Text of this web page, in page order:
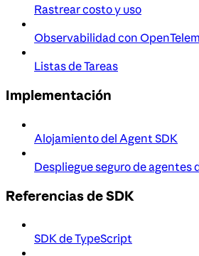
Rastrear costo y uso
Observabilidad con
Listas de Tareas
Implementación
Alojamiento del Agent SDK
Despliegue seguro de agentes
Referencias de SDK
SDK de TypeScript